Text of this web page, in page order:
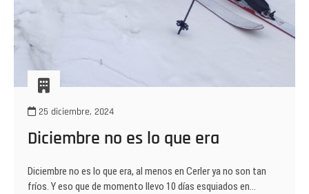
25 diciembre, 2024
Diciembre no es lo que era
Diciembre no es lo que era, al menos en Cerler ya no son tan
fríos. Y eso que de momento llevo 10 días esquiados en…